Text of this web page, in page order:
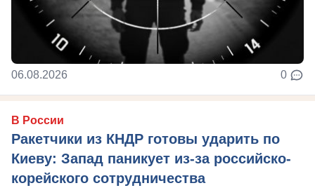
06.08.2026 0
В России
Ракетчики из КНДР готовы ударить по
Киеву: Запад паникует из-за российско-
корейского сотрудничества